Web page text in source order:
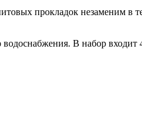
прокладок незаменим в
водоснабжения. В набор